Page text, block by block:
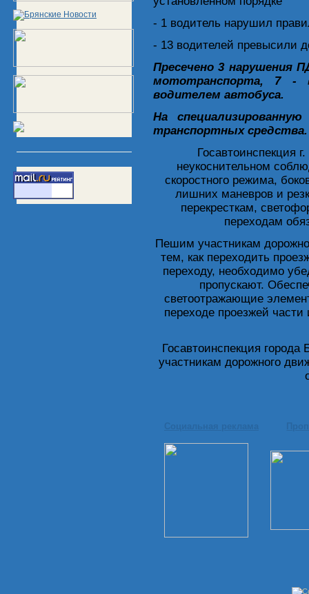
- 1 водитель нарушил
- 13 водителей превысили
Пресечено 3 нарушения
мототранспорта, 7 -
водителем автобуса.
На
транспортных средства.
Госавтоинспекция
неукоснительном
скоростного режима,
лишних маневров и
перекресткам,
переходам
Пешим участникам
тем, как переходить
переходу, необходимо
пропускают.
светоотражающие
переходе проезжей
Госавтоинспекция города
участникам дорожного